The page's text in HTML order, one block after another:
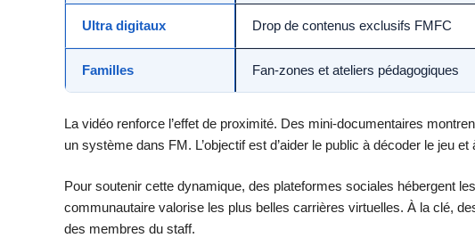
Ultra digitaux Drop de contenus exclusifs FMFC
Familles Fan-zones et ateliers pédagogiques
La vidéo renforce l’effet de proximité. Des mini-documentaires
un système dans FM. L’objectif est d’aider le public à décoder le jeu
Pour soutenir cette dynamique, des plateformes sociales hébergent
communautaire valorise les plus belles carrières virtuelles. À la clé,
des membres du staff.